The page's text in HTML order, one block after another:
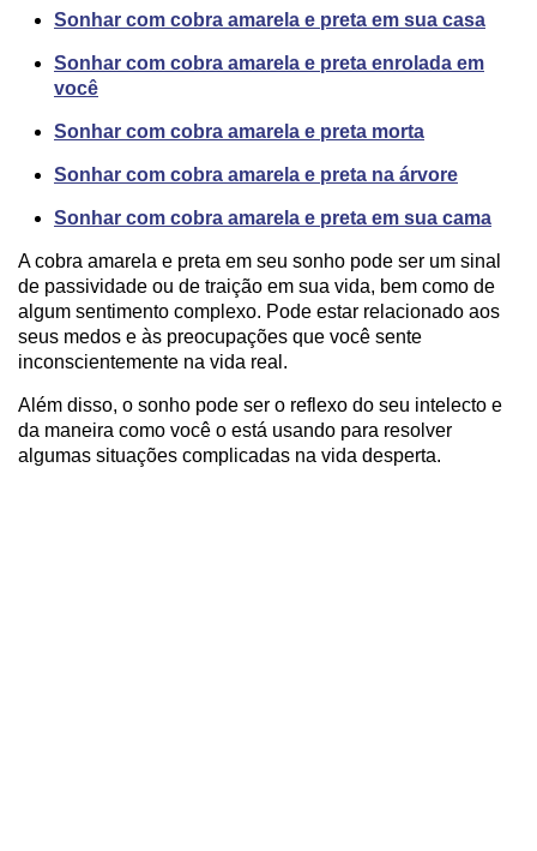
Sonhar com cobra amarela e preta em sua casa
Sonhar com cobra amarela e preta enrolada em
você
Sonhar com cobra amarela e preta morta
Sonhar com cobra amarela e preta na árvore
Sonhar com cobra amarela e preta em sua cama
A cobra amarela e preta em seu sonho pode ser um sinal
de passividade ou de traição em sua vida, bem como de
algum sentimento complexo. Pode estar relacionado aos
seus medos e às preocupações que você sente
inconscientemente na vida real.
Além disso, o sonho pode ser o reflexo do seu intelecto e
da maneira como você o está usando para resolver
algumas situações complicadas na vida desperta.